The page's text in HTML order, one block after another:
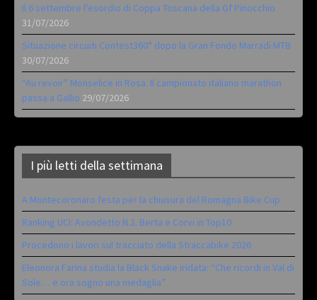
Il 6 settembre l’esordio di Coppa Toscana della Gf Pinocchio
31/07/2026
Situazione circuiti Contest360° dopo la Gran Fondo Marradi MTB
30/07/2026
“Au revoir” Monselice in Rosa. Il campionato italiano marathon
passa a Gallio 29/07/2026
I più letti della settimana
A Montecoronaro festa per la chiusura del Romagna Bike Cup
Ranking UCI: Avondetto N.2. Berta e Corvi in Top10
Procedono i lavori sul tracciato della Straccabike 2026
Eleonora Farina studia la Black Snake iridata: “Che ricordi in Val di
Sole… e ora sogno una medaglia”